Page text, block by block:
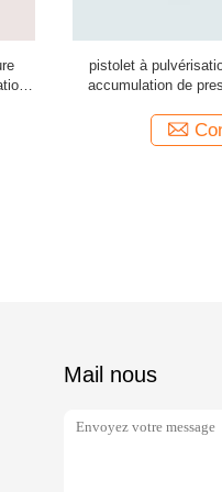
à
force
Retour à 360°
à haute
Mail nous